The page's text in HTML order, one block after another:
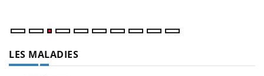
LES MALADIES